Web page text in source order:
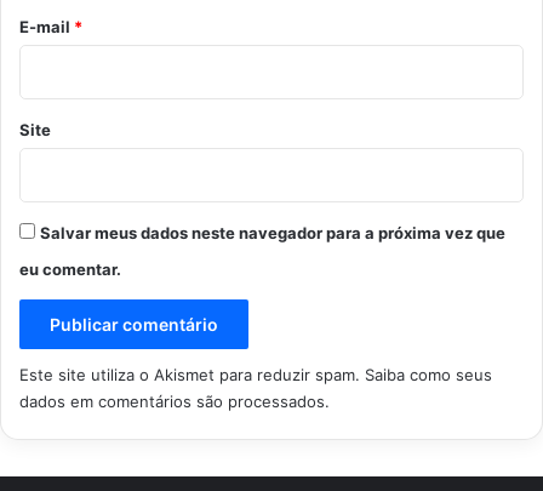
*
E-mail *
Site
Salvar meus dados neste navegador para a próxima vez que
eu comentar.
Este site utiliza o Akismet para reduzir spam. Saiba como seus
dados em comentários são processados.